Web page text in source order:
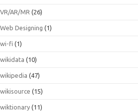
VR/AR/MR (26)
Web Designing (1)
wi-fi (1)
wikidata (10)
wikipedia (47)
wikisource (15)
wiktionary (11)